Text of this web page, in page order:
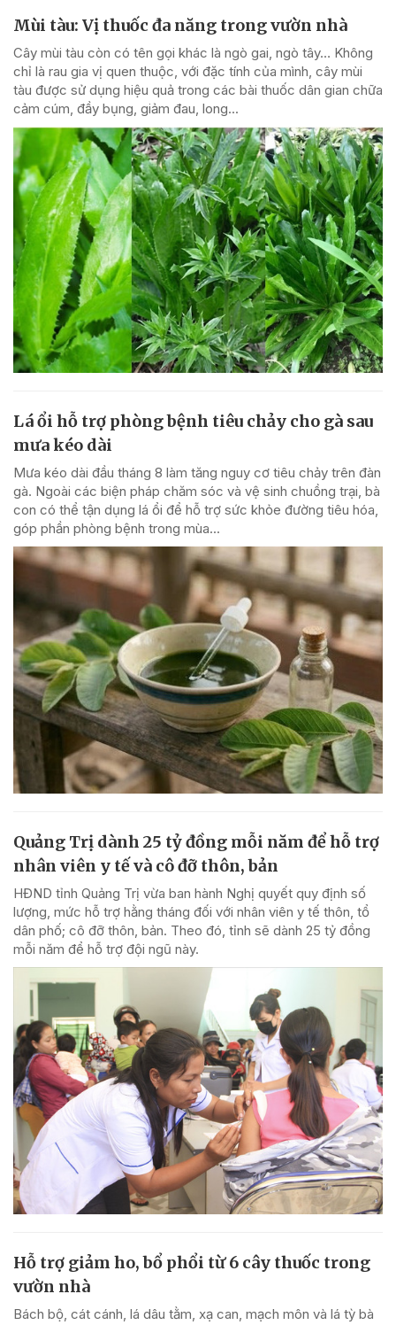
Mùi tàu: Vị thuốc đa năng trong vườn nhà
Cây mùi tàu còn có tên gọi khác là ngò gai, ngò tây… Không
chỉ là rau gia vị quen thuộc, với đặc tính của mình, cây mùi
tàu được sử dụng hiệu quả trong các bài thuốc dân gian chữa
cảm cúm, đầy bụng, giảm đau, long...
Lá ổi hỗ trợ phòng bệnh tiêu chảy cho gà sau
mưa kéo dài
Mưa kéo dài đầu tháng 8 làm tăng nguy cơ tiêu chảy trên đàn
gà. Ngoài các biện pháp chăm sóc và vệ sinh chuồng trại, bà
con có thể tận dụng lá ổi để hỗ trợ sức khỏe đường tiêu hóa,
góp phần phòng bệnh trong mùa...
Quảng Trị dành 25 tỷ đồng mỗi năm để hỗ trợ
nhân viên y tế và cô đỡ thôn, bản
HĐND tỉnh Quảng Trị vừa ban hành Nghị quyết quy định số
lượng, mức hỗ trợ hằng tháng đối với nhân viên y tế thôn, tổ
dân phố; cô đỡ thôn, bản. Theo đó, tỉnh sẽ dành 25 tỷ đồng
mỗi năm để hỗ trợ đội ngũ này.
Hỗ trợ giảm ho, bổ phổi từ 6 cây thuốc trong
vườn nhà
Bách bộ, cát cánh, lá dâu tằm, xạ can, mạch môn và lá tỳ bà